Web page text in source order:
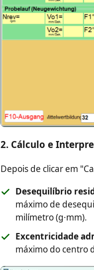
2. Cálculo e
Depois de clicar em
Desequilíbrio
máximo de
milímetro (g·mm).
Excentricidade
máximo do centro